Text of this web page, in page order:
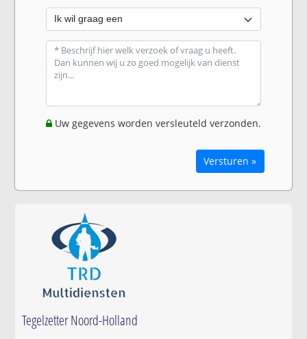
Uw gegevens worden versleuteld verzonden.
Versturen »
Tegelzetter Noord-Holland